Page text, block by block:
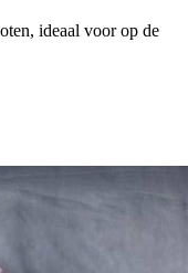
ideaal voor op de